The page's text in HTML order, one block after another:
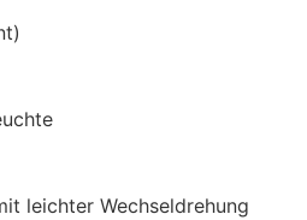
leichter Wechseldrehung